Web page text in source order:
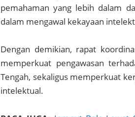
pemahaman yang lebih dalam
dalam mengawal kekayaan
Dengan demikian, rapat
memperkuat pengawasan
Tengah, sekaligus memperkuat
intelektual.